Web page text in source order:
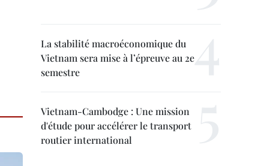
La stabilité macroéconomique du
Vietnam sera mise à l’épreuve au 2e
semestre
Vietnam-Cambodge : Une mission
d'étude pour accélérer le transport
routier international